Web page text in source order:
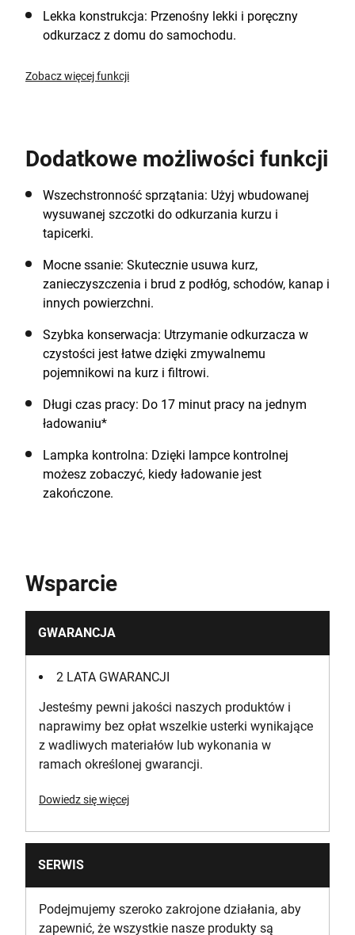
Lekka konstrukcja: Przenośny lekki i poręczny
odkurzacz z domu do samochodu.
Zobacz więcej funkcji
Dodatkowe możliwości funkcji
Wszechstronność sprzątania: Użyj wbudowanej
wysuwanej szczotki do odkurzania kurzu i
tapicerki.
Mocne ssanie: Skutecznie usuwa kurz,
zanieczyszczenia i brud z podłóg, schodów, kanap i
innych powierzchni.
Szybka konserwacja: Utrzymanie odkurzacza w
czystości jest łatwe dzięki zmywalnemu
pojemnikowi na kurz i filtrowi.
Długi czas pracy: Do 17 minut pracy na jednym
ładowaniu*
Lampka kontrolna: Dzięki lampce kontrolnej
możesz zobaczyć, kiedy ładowanie jest
zakończone.
Wsparcie
GWARANCJA
2 LATA GWARANCJI
Jesteśmy pewni jakości naszych produktów i
naprawimy bez opłat wszelkie usterki wynikające
z wadliwych materiałów lub wykonania w
ramach określonej gwarancji.
Dowiedz się więcej
SERWIS
Podejmujemy szeroko zakrojone działania, aby
zapewnić, że wszystkie nasze produkty są